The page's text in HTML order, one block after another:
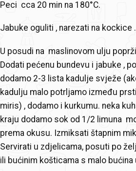
Peci cca 20 min na 180°C.
Jabuke oguliti , narezati na kockice .
U posudi na maslinovom ulju
Dodati pećenu bundevu i jabuke ,
dodamo 2-3 lista kadulje svježe
kadulju malo potrljamo između
miris) , dodamo i kurkumu. neka
kraju dodamo sok od 1/2 limuna
prema okusu. Izmiksati štapnim
Servirati u zdjelicama, posuti po
ili bućinim košticama s malo bućina